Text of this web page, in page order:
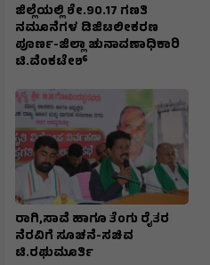
ಜಿಲ್ಲೆಯಲ್ಲಿ ಶೇ.90.17 ಗಣತಿ
ನಮೂನೆಗಳ ಡಿಜಿಟಲೀಕರಣ
ಪೂರ್ಣ-ಜಿಲ್ಲಾ ಚುನಾವಣಾಧಿಕಾರಿ
ಟಿ.ವೆಂಕಟೇಶ್
ರಾಗಿ,ಸಾವೆ ಹಾಗೂ ತೆಂಗು ರೈತರ
ನೆರವಿಗೆ ಸೂಚನೆ-ಸಚಿವ
ಟಿ.ರಘುಮೂರ್ತಿ